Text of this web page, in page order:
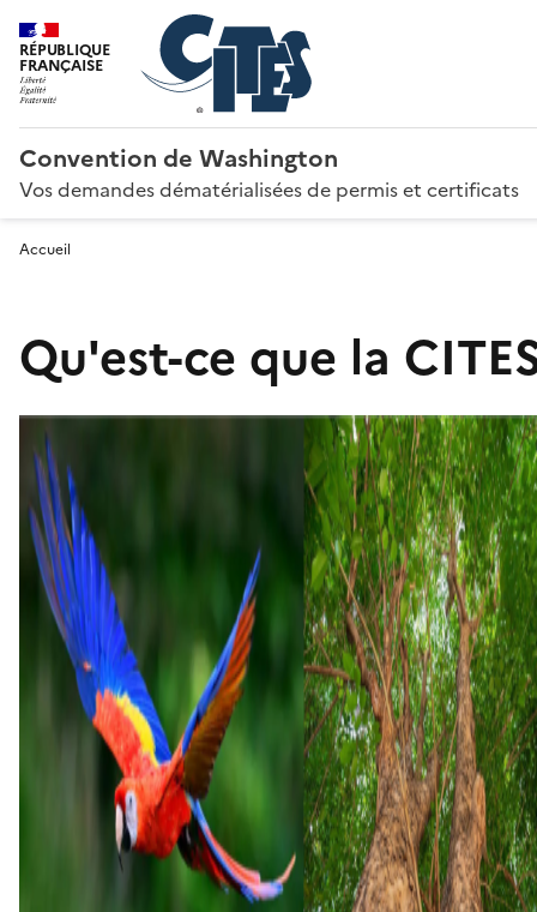
RÉPUBLIQUE
FRANÇAISE
Convention de Washington
Vos demandes dématérialisées de permis et certificats
Accueil
Qu'est-ce que la